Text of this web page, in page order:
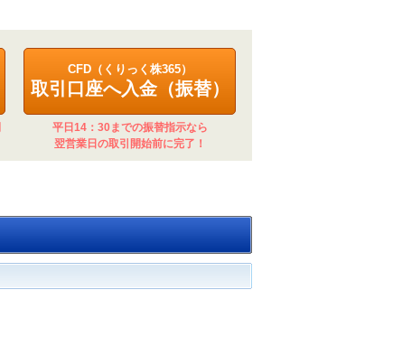
CFD（くりっく株365）
取引口座へ入金（振替）
平日14：30までの振替指示なら
翌営業日の取引開始前に完了！